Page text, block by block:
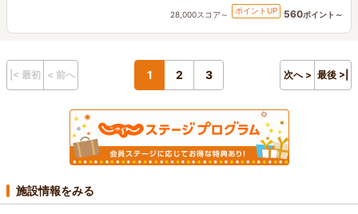
28,000スコア～ ポイントUP 560ポイント～
|< 最初 < 前へ 1 2 3 次へ > 最後 >|
施設情報をみる